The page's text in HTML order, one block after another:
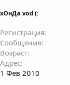
хОнДа vod (:
Регистрация
Сообщения
Возраст
Адрес
1 Фев 2010